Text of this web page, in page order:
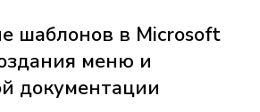
шаблонов в Microsoft
меню и
документации